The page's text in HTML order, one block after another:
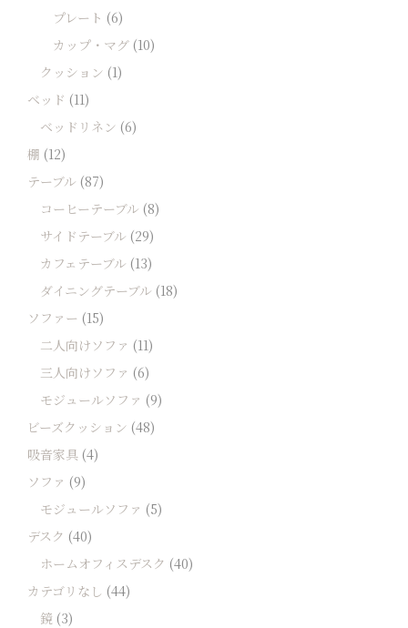
プレート (6)
カップ・マグ (10)
クッション (1)
ベッド (11)
ベッドリネン (6)
棚 (12)
テーブル (87)
コーヒーテーブル (8)
サイドテーブル (29)
カフェテーブル (13)
ダイニングテーブル (18)
ソファー (15)
二人向けソファ (11)
三人向けソファ (6)
モジュールソファ (9)
ビーズクッション (48)
吸音家具 (4)
ソファ (9)
モジュールソファ (5)
デスク (40)
ホームオフィスデスク (40)
カテゴリなし (44)
鏡 (3)